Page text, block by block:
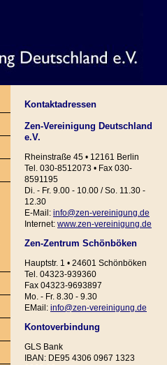
Kontaktadressen
Zen-Vereinigung Deutschland
e.V.
Rheinstraße 45 • 12161 Berlin
Tel. 030-8512073 • Fax 030-
8591195
Di. - Fr. 9.00 - 10.00 / So. 11.30 -
12.30
E-Mail: info@zen-vereinigung.de
Internet: www.zen-vereinigung.de
Zen-Zentrum Schönböken
Hauptstr. 1 • 24601 Schönböken
Tel. 04323-939360
Fax 04323-9693897
Mo. - Fr. 8.30 - 9.30
EMail: info@zen-vereinigung.de
Kontoverbindung
GLS Bank
IBAN: DE95 4306 0967 1323